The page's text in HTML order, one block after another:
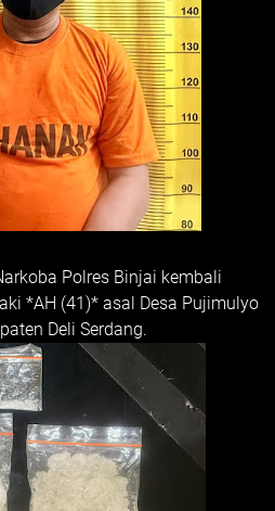
Polres Binjai kembali
*AH (41)* asal Desa Pujimulyo
Deli Serdang.